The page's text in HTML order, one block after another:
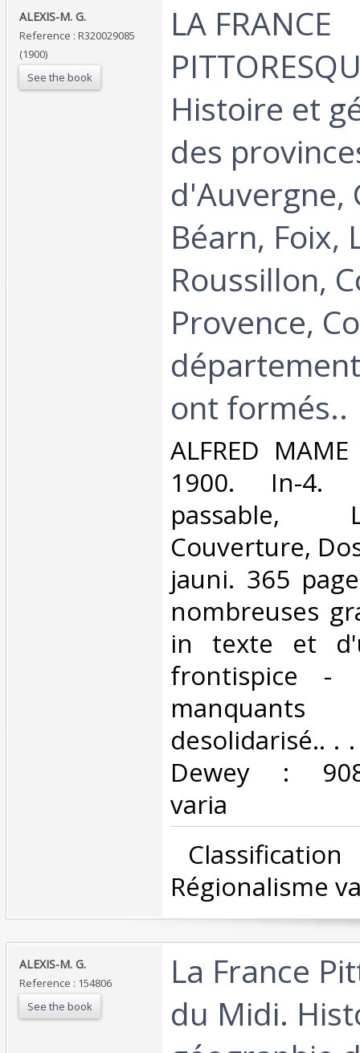
‎ALEXIS-M. G.‎
Reference : R320029085
(1900)
See the book
‎LA FRANCE
Histoire et
des
d'Auvergne,
Béarn, Foix,
Roussillon,
Provence,
ont formés..‎
‎ALFRED
1900. In-4.
passable,
Couverture,
jauni. 365
nombreuses
in texte et
frontispice -
desolidarisé.. .
Dewey :
varia‎
Régionalisme
‎ALEXIS-M. G.‎
Reference : 154806
See the book
‎La France
du Midi.